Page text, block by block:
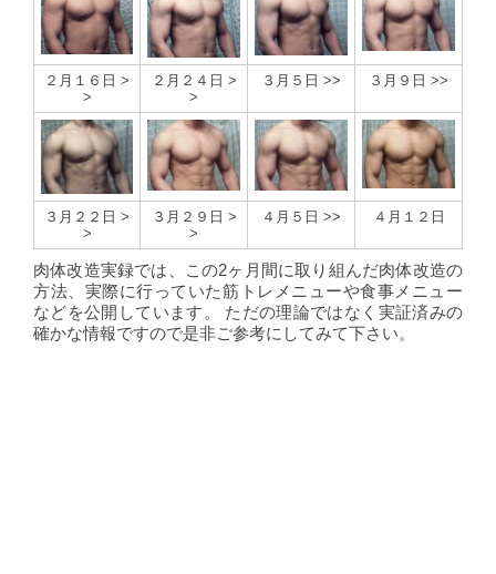
２月１６日 >
>
２月２４日 >
>
３月５日 >> ３月９日 >>
３月２２日 >
>
３月２９日 >
>
４月５日 >> ４月１２日
肉体改造実録では、この2ヶ月間に取り組んだ肉体改造の
方法、実際に行っていた筋トレメニューや食事メニュー
などを公開しています。 ただの理論ではなく実証済みの
確かな情報ですので是非ご参考にしてみて下さい。